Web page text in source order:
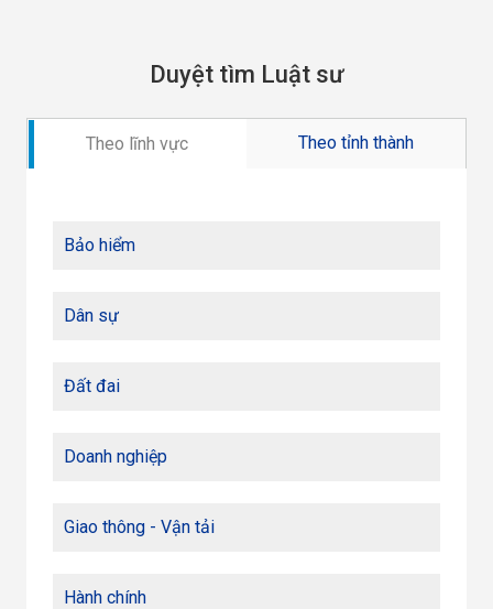
Duyệt tìm Luật sư
Theo lĩnh vực Theo tỉnh thành
Bảo hiểm
Dân sự
Đất đai
Doanh nghiệp
Giao thông - Vận tải
Hành chính